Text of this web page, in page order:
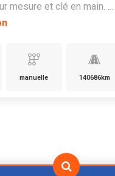
mesure et clé en main. ...
manuelle 140686km